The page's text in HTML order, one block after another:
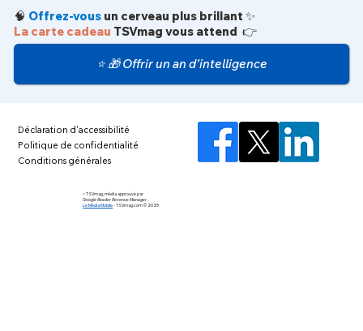
🧠 Offrez-vous un cerveau plus brillant ✨
La carte cadeau TSVmag vous attend 👉
⭐ 🎁 Offrir un an d’intelligence
Déclaration d'accessibilité
Politique de confidentialité
Conditions générales
⚡️ TSVmag, média approuvé par
Google Reader Revenue Manager.
Le Média Mobile-TSVmag.com © 2025